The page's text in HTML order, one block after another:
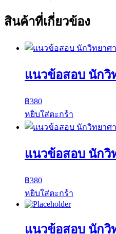
สินค้าที่เกี่ยวข้อง
แนวข้อสอบ นักวิ
฿380
หยิบใส่ตะกร้า
แนวข้อสอบ นักวิ
฿380
หยิบใส่ตะกร้า
แนวข้อสอบ นักวิ